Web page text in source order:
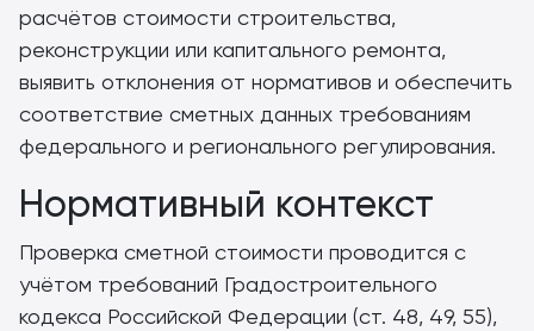
расчётов стоимости строительства,
реконструкции или капитального ремонта,
выявить отклонения от нормативов и обеспечить
соответствие сметных данных требованиям
федерального и регионального регулирования.
Нормативный контекст
Проверка сметной стоимости проводится с
учётом требований Градостроительного
кодекса Российской Федерации (ст. 48, 49, 55),